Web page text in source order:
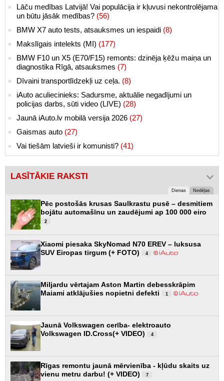
Lāču medības Latvijā! Vai populācija ir kļuvusi nekontrolējama
un būtu jāsāk medības? (56)
BMW X7 auto tests, atsauksmes un iespaidi (8)
Makslīgais intelekts (MI) (177)
BMW F10 un X5 (E70/F15) remonts: dzinēja ķēžu maiņa un
diagnostika Rīgā, atsauksmes (7)
Dīvaini transportlīdzekļi uz ceļa. (8)
iAuto aculiecinieks: Sadursme, aktuālie negadījumi un
policijas darbs, sūti video (LIVE) (28)
Jaunā iAuto.lv mobilā versija 2026 (27)
Gaismas auto (27)
Vai tiešām latvieši ir komunisti? (41)
LASĪTĀKIE RAKSTI
Dienas Nedēļas
Pēc postošās krusas Saulkrastu pusē – desmitiem
bojātu automašīnu un zaudējumi ap 100 000 eiro
2
Xiaomi piesaka SkyNomad N70 EREV – luksusa
SUV Eiropas tirgum (+ FOTO)
4
Miljardu vērtajam Aston Martin debesskrāpim
Maiami atklājušies nopietni defekti
1
Jaunā Volkswagen cerība- elektroauto
Volkswagen ID.Cross(+ VIDEO)
4
Rīgas remontu jaunā mērvienība - kļūdu skaits uz
vienu metru darbu! (+ VIDEO)
7